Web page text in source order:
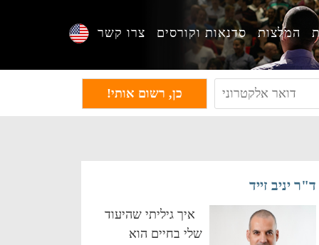
המלצות סדנאות וקורסים צרו קשר
ד"ר יניב זייד
איך גיליתי שהיעוד
שלי בחיים הוא